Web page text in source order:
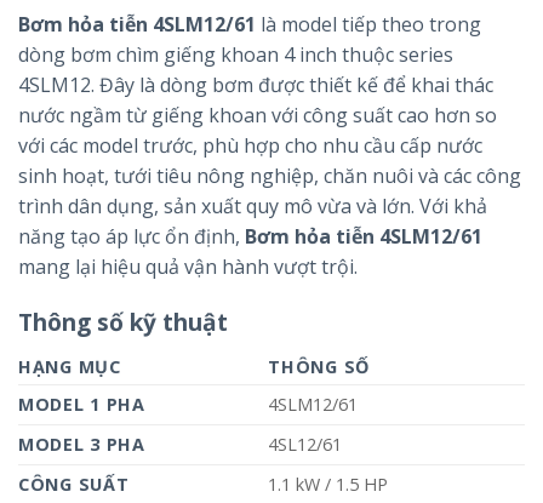
Bơm hỏa tiễn 4SLM12/61 là model tiếp theo trong
dòng bơm chìm giếng khoan 4 inch thuộc series
4SLM12. Đây là dòng bơm được thiết kế để khai thác
nước ngầm từ giếng khoan với công suất cao hơn so
với các model trước, phù hợp cho nhu cầu cấp nước
sinh hoạt, tưới tiêu nông nghiệp, chăn nuôi và các công
trình dân dụng, sản xuất quy mô vừa và lớn. Với khả
năng tạo áp lực ổn định, Bơm hỏa tiễn 4SLM12/61
mang lại hiệu quả vận hành vượt trội.
Thông số kỹ thuật
HẠNG MỤC
THÔNG SỐ
MODEL 1 PHA
4SLM12/61
MODEL 3 PHA
4SL12/61
CÔNG SUẤT
1.1 kW / 1.5 HP